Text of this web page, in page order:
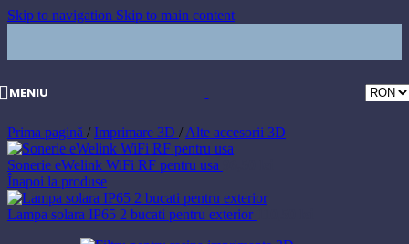
Skip to navigation Skip to main content
MENIU
Prima pagină / Imprimare 3D / Alte accesorii 3D
Sonerie eWelink WiFi RF pentru usa
Înapoi la produse
Lampa solara IP65 2 bucati pentru exterior